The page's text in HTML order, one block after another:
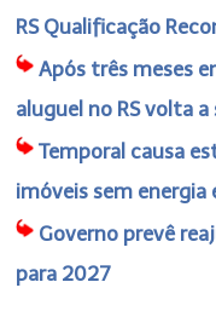
RS Qualificação
Após três meses
aluguel no RS volta
Temporal causa
imóveis sem energia
Governo prevê
para 2027